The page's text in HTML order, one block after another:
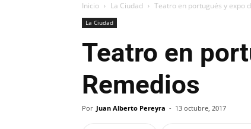
Inicio La Ciudad Teatro en portugués y expo
La Ciudad
Teatro en
Remedios
Por Juan Alberto Pereyra - 13 octubre, 2017